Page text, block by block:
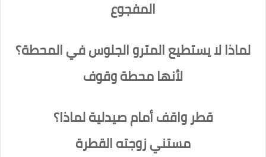
المفجوع
لماذا لا يستطيع المترو الجلوس في المحطة؟
لأنها محطة وقوف
قطر واقف أمام صيدلية لماذا؟
مستني زوجته القطرة